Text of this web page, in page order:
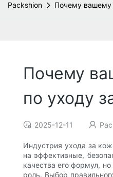
Packshion Почему вашему
Почему
по уходу
2025-12-11
Индустрия ухода за
на эффективные,
качества его формул,
роль. Выбор